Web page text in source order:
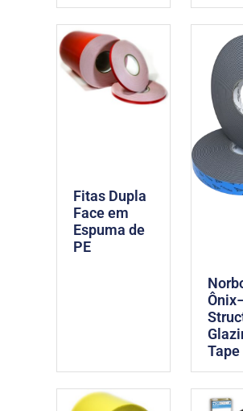
Fitas Dupla
Face em
Espuma de
PE
Tape